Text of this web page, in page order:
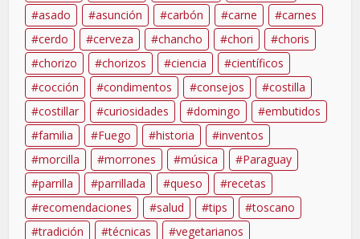
asado
asunción carbón carne
carnes
cerdo
cerveza chancho chori
choris
chorizo
chorizos ciencia
científicos
cocción
condimentos consejos
costilla
costillar
curiosidades domingo
embutidos
familia
Fuego historia
inventos
morcilla
morrones música
Paraguay
parrilla
parrillada queso
recetas
recomendaciones
salud tips
toscano
tradición
técnicas vegetarianos